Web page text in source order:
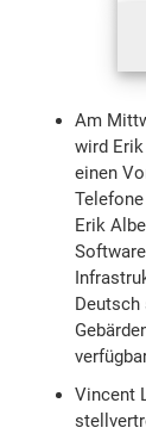
Am
wird
einen
Erik
Vincent